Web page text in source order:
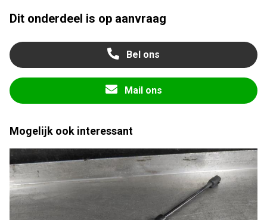
Dit onderdeel is op aanvraag
Bel ons
Mail ons
Mogelijk ook interessant